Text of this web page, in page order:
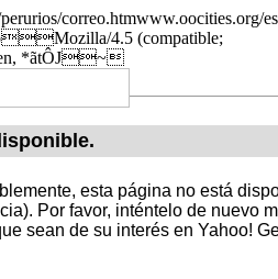
perurios/
4.5 (compatible;
*ãtÔJ~
esta página no está
Por favor, inténtelo de nuevo
sean de su interés en Yahoo!